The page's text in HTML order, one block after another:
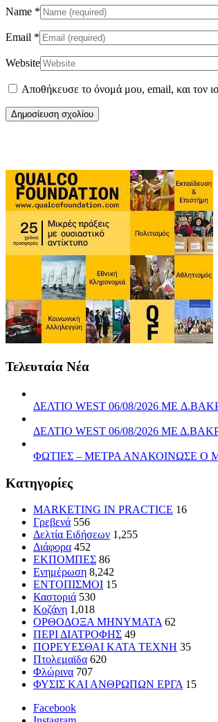
Name *
Email *
Website
Αποθήκευσε το όνομά μου, email, και τον
Τελευταία Νέα
ΔΕΛΤΙΟ WEST 06/08/2026 ME
ΔΕΛΤΙΟ WEST 06/08/2026 ΜΕ
ΦΩΤΙΕΣ – ΜΕΤΡΑ ΑΝΑΚΟΙΝΩΣΕ
Kατηγορίες
MARKETING IN PRACTICE 16
Γρεβενά 556
Δελτία Ειδήσεων 1,255
Διάφορα 452
ΕΚΠΟΜΠΕΣ 86
Ενημέρωση 8,242
ΕΝΤΟΠΙΣΜΟΙ 15
Καστοριά 530
Κοζάνη 1,018
ΟΡΘΟΔΟΞΑ ΜΗΝΥΜΑΤΑ 62
ΠΕΡΙ ΔΙΑΤΡΟΦΗΣ 49
ΠΟΡΕΥΕΣΘΑΙ ΚΑΤΑ ΤΕΧΝΗ 35
Πτολεμαϊδα 620
Φλώρινα 707
ΦΥΣΙΣ ΚΑΙ ΑΝΘΡΩΠΩΝ ΕΡΓΑ 15
Facebook